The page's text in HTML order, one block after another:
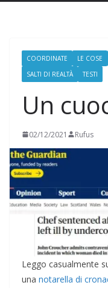
COORDINATE LE COSE
SALTI DI REALTÀ
TESTI
Un
02/12/2021 Rufus
Leggo casualmente
una notarella di